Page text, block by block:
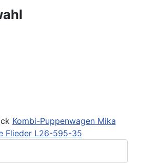
Kombi-Puppenwagen Mika
Flieder L26-595-35